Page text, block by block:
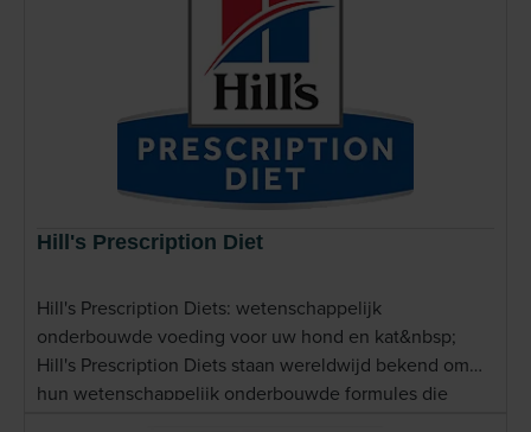
Hill's Prescription Diet
Hill's Prescription Diets: wetenschappelijk
onderbouwde voeding voor uw hond en kat&nbsp;
Hill's Prescription Diets staan wereldwijd bekend om
hun wetenschappelijk onderbouwde formules die